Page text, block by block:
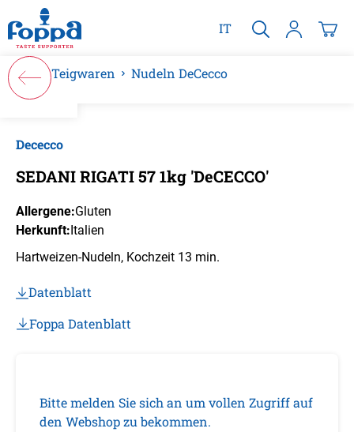
springen
IT
Teigwaren Nudeln DeCecco
Dececco
SEDANI RIGATI 57 1kg 'DeCECCO'
Allergene:Gluten
Herkunft:Italien
Hartweizen-Nudeln, Kochzeit 13 min.
Datenblatt
Foppa Datenblatt
Bitte melden Sie sich an um vollen Zugriff auf
den Webshop zu bekommen.